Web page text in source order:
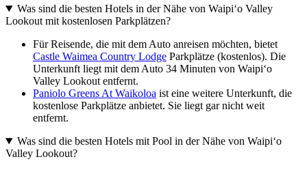
Was sind die besten Hotels in der Nähe von Waipiʻo Valley
Lookout mit kostenlosen Parkplätzen?
Für Reisende, die mit dem Auto anreisen möchten, bietet
Castle Waimea Country Lodge Parkplätze (kostenlos). Die
Unterkunft liegt mit dem Auto 34 Minuten von Waipiʻo
Valley Lookout entfernt.
Paniolo Greens At Waikoloa ist eine weitere Unterkunft, die
kostenlose Parkplätze anbietet. Sie liegt gar nicht weit
entfernt.
Was sind die besten Hotels mit Pool in der Nähe von Waipiʻo
Valley Lookout?